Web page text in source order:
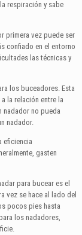
respiración y sabe
primera vez puede ser
confiado en el entorno
las técnicas y
los buceadores. Esta
la relación entre la
nadador no pueda
nadador.
eficiencia
gasten
para bucear es el
vez se hace al lado del
pocos pies hasta
los nadadores,